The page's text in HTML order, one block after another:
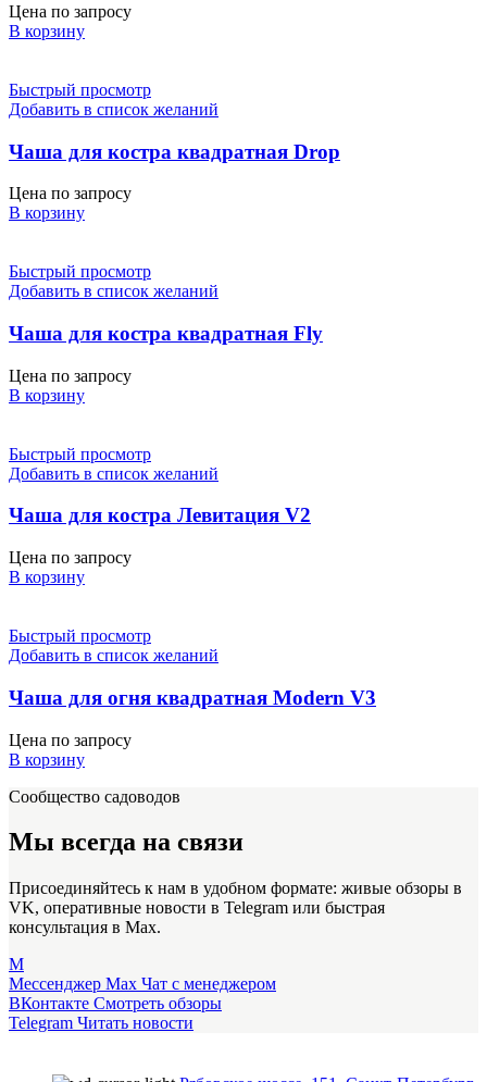
Цена по запросу
В корзину
Быстрый просмотр
Добавить в список желаний
Чаша для костра квадратная Drop
Цена по запросу
В корзину
Быстрый просмотр
Добавить в список желаний
Чаша для костра квадратная Fly
Цена по запросу
В корзину
Быстрый просмотр
Добавить в список желаний
Чаша для костра Левитация V2
Цена по запросу
В корзину
Быстрый просмотр
Добавить в список желаний
Чаша для огня квадратная Modern V3
Цена по запросу
В корзину
Сообщество садоводов
Мы всегда на связи
Присоединяйтесь к нам в удобном формате: живые обзоры в
VK, оперативные новости в Telegram или быстрая
консультация в Max.
M
Мессенджер Max Чат с менеджером
ВКонтакте Смотреть обзоры
Telegram Читать новости